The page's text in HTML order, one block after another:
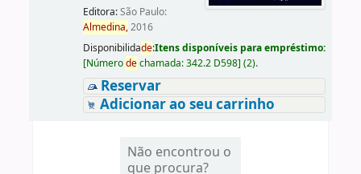
Editora:São Paulo:
Almedina,2016
Disponibilidade:Itens disponíveis para empréstimo:
[Númerodechamada:342.2 D598] (2).
Reservar
Adicionar ao seu carrinho
Não encontrou o
que procura?